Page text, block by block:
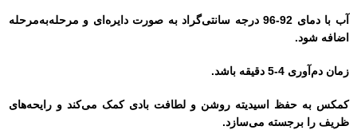
آب با دمای 92-96 درجه سانتی‌گراد به صورت دایره‌ای و مرحله‌به‌مرحله
اضافه شود.
زمان دم‌آوری 4-5 دقیقه باشد.
کمکس به حفظ اسیدیته روشن و لطافت بادی کمک می‌کند و رایحه‌های
ظریف را برجسته می‌سازد.